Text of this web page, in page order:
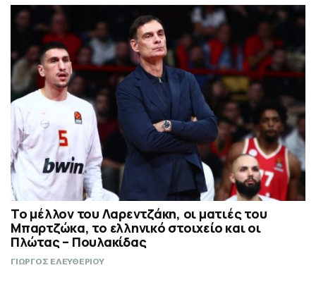
Το μέλλον του Λαρεντζάκη, οι ματιές του
Μπαρτζώκα, το ελληνικό στοιχείο και οι
Πλώτας – Πουλακίδας
ΓΙΩΡΓΟΣ ΕΛΕΥΘΕΡΙΟΥ